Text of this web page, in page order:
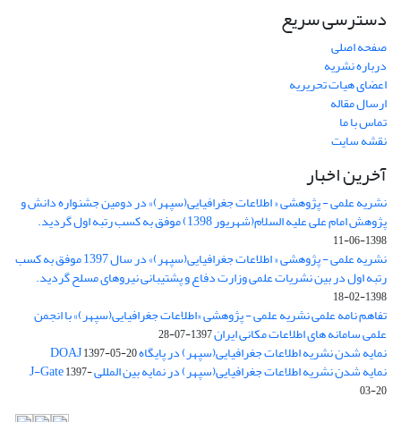
دسترسی سریع
صفحه اصلی
درباره نشریه
اعضای هیات تحریریه
ارسال مقاله
تماس با ما
نقشه سایت
آخرین اخبار
نشریه علمی - پژوهشی « اطلاعات جغرافیایی(سپهر)» در دومین جشنواره دانش و
پژوهش امام علی علیه السلام(شهریور 1398) موفق به کسب رتبه اول گردید.
1398-06-11
نشریه علمی - پژوهشی « اطلاعات جغرافیایی(سپهر)» در سال 1397 موفق به کسب
رتبه اول در بین نشریات علمی وزارت دفاع و پشتیبانی نیروهای مسلح گردید.
1398-02-18
تفاهم نامه علمی نشریه علمی - پژوهشی «اطلاعات جغرافیایی(سپهر)» با انجمن
علمی سامانه های اطلاعات مکانی ایران1397-07-28
نمایه شدن نشریه اطلاعات جغرافیایی(سپهر) در پایگاه DOAJ1397-05-20
نمایه شدن نشریه اطلاعات جغرافیایی(سپهر) در نمایه بین المللی J-Gate1397-
03-20